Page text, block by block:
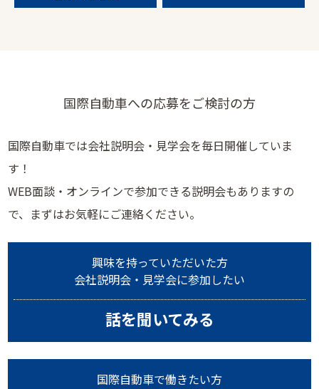
国際自動車への応募をご検討の方
国際自動車では会社説明会・見学会を毎日開催していま
す！
WEB面談・オンラインで参加できる説明会もありますの
で、まずはお気軽にご連絡ください。
興味を持っていただいた方
会社説明会・見学会に参加したい
話を聞いてみる
国際自動車で働きたい方